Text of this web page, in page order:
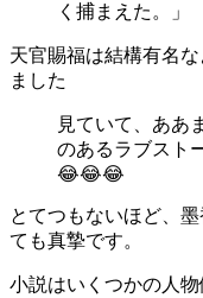
く捕まえた。」
天官賜福は結構有名
ました
見ていて、ああ
のあるラブスト
😂😂😂
とてつもないほど、
ても真摯です。
小説はいくつかの人